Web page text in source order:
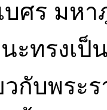
บศร มห
ะทรงเป็
วกับพร